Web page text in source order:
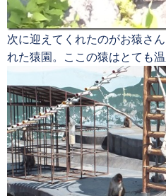
次に迎えてくれたのがお猿さ
れた猿園。ここの猿はとても温